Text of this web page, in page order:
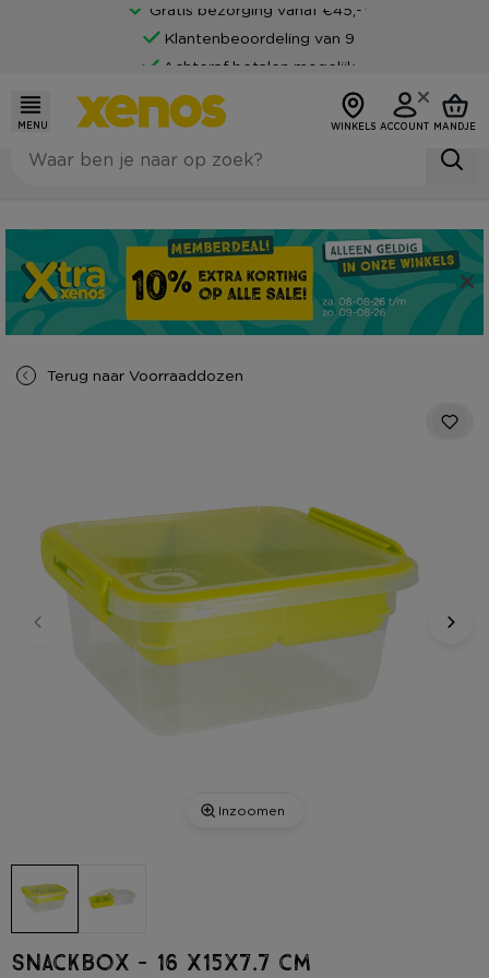
Gratis bezorging vanaf €45,-*
Klantenbeoordeling van 9
Achteraf betalen mogelijk
MENU WINKELS ACCOUNT MANDJE
Terug naar Voorraaddozen
Inzoomen
Snackbox - 16 x15x7.7 cm